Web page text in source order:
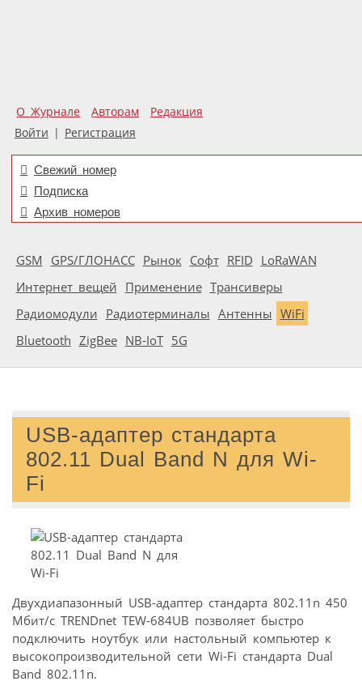
О Журнале Авторам
Редакция
Войти | Регистрация
Свежий номер
Подписка
Архив номеров
GSM GPS/ГЛОНАСС Рынок Софт RFID LoRaWAN
Интернет вещей Применение Трансиверы
Радиомодули Радиотерминалы Антенны WiFi
Bluetooth ZigBee NB-IoT 5G
USB-адаптер стандарта
802.11 Dual Band N для Wi-
Fi
Двухдиапазонный USB-адаптер стандарта 802.11n 450
Мбит/с TRENDnet TEW-684UB позволяет быстро
подключить ноутбук или настольный компьютер к
высокопроизводительной сети Wi-Fi стандарта Dual
Band 802.11n.